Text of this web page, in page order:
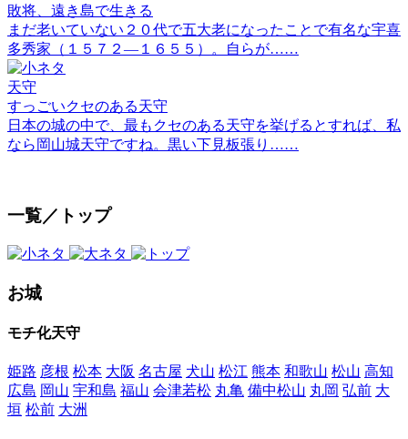
敗将、遠き島で生きる
まだ老いていない２０代で五大老になったことで有名な宇喜
多秀家（１５７２―１６５５）。自らが……
天守
すっごいクセのある天守
日本の城の中で、最もクセのある天守を挙げるとすれば、私
なら岡山城天守ですね。黒い下見板張り……
一覧／トップ
お城
モチ化天守
姫路 彦根 松本 大阪 名古屋 犬山 松江 熊本 和歌山 松山 高知
広島 岡山 宇和島 福山 会津若松 丸亀 備中松山 丸岡 弘前 大
垣 松前 大洲